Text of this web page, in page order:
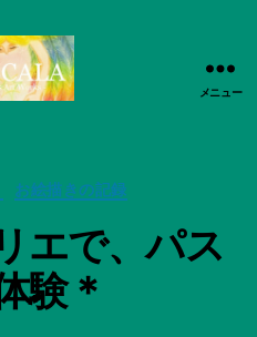
日
活
動
記
録・
メニュー
カ
ゴ
リ
ー
お絵描きの記録
エで、パス
験＊
:
智
日
月
＊